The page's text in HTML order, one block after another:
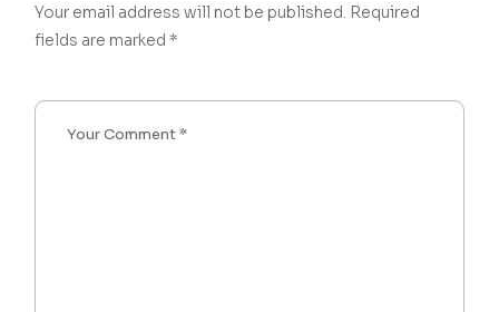
Your email address will not be published. Required
fields are marked*